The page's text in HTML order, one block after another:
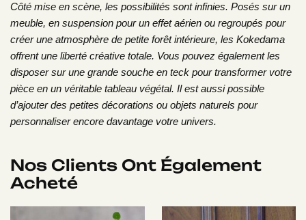
Côté mise en scène, les possibilités sont infinies. Posés sur un
meuble, en suspension pour un effet aérien ou regroupés pour
créer une atmosphère de petite forêt intérieure, les Kokedama
offrent une liberté créative totale. Vous pouvez également les
disposer sur une grande souche en teck pour transformer votre
pièce en un véritable tableau végétal. Il est aussi possible
d’ajouter des petites décorations ou objets naturels pour
personnaliser encore davantage votre univers.
Nos Clients Ont Également
Acheté